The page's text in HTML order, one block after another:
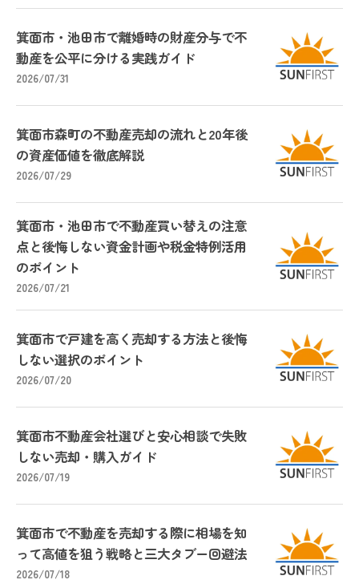
箕面市・池田市で離婚時の財産分与で不
動産を公平に分ける実践ガイド
2026/07/31
箕面市森町の不動産売却の流れと20年後
の資産価値を徹底解説
2026/07/29
箕面市・池田市で不動産買い替えの注意
点と後悔しない資金計画や税金特例活用
のポイント
2026/07/21
箕面市で戸建を高く売却する方法と後悔
しない選択のポイント
2026/07/20
箕面市不動産会社選びと安心相談で失敗
しない売却・購入ガイド
2026/07/19
箕面市で不動産を売却する際に相場を知
って高値を狙う戦略と三大タブー回避法
2026/07/18